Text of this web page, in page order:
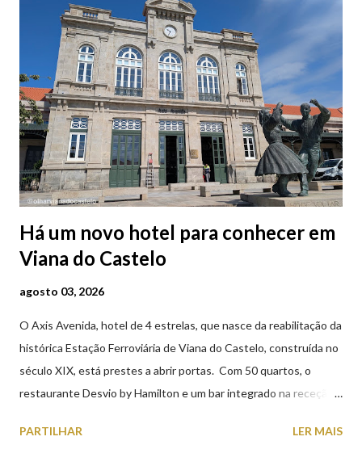
Há um novo hotel para conhecer em
Viana do Castelo
agosto 03, 2026
O Axis Avenida, hotel de 4 estrelas, que nasce da reabilitação da
histórica Estação Ferroviária de Viana do Castelo, construída no
século XIX, está prestes a abrir portas. Com 50 quartos, o
restaurante Desvio by Hamilton e um bar integrado na receção,
peças históricas cedidas pela IP Património que homenageiam a
PARTILHAR LER MAIS